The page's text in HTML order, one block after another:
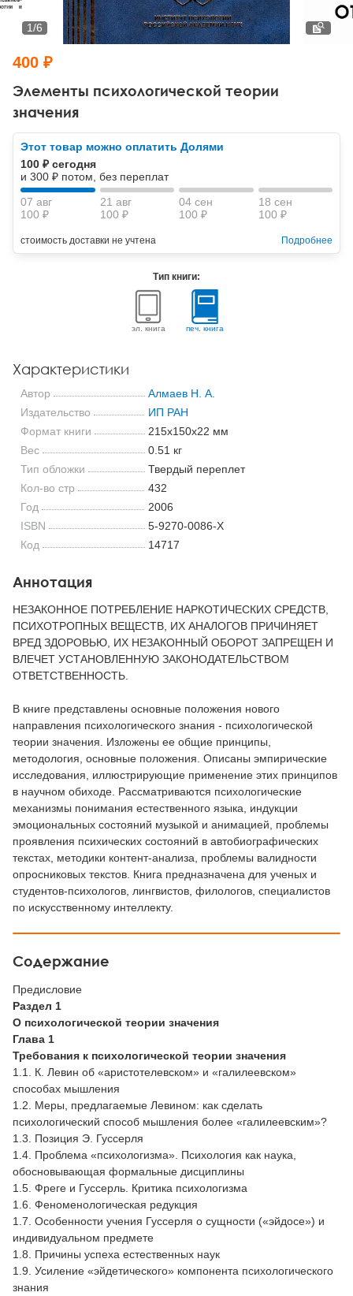
Тревожные расстройства, панические атаки
Психодрама
Другие направления психотерапии
Классический, эриксоновский гипноз и НЛП
НЛП
Психология труда и эргономика
Социальная психология
Социальная и организационная психология
Классический и юнгианский психоанализ
Элементы психологической теории
значения
1/6
400 ₽
Этот товар можно оплатить Долями
100 ₽ сегодня
и 300 ₽ потом, без переплат
07 авг
100 ₽
21 авг
100 ₽
04 сен
100 ₽
18 сен
100 ₽
стоимость доставки не учтена Подробнее
Тип книги:
эл. книга печ. книга
Характеристики
Автор
Алмаев Н. А.
Издательство
ИП РАН
Формат книги
215x150x22 мм
Вес
0.51 кг
Тип обложки
Твердый переплет
Кол-во стр
432
Год
2006
ISBN
5-9270-0086-X
Код
14717
Аннотация
НЕЗАКОННОЕ ПОТРЕБЛЕНИЕ НАРКОТИЧЕСКИХ СРЕДСТВ,
ПСИХОТРОПНЫХ ВЕЩЕСТВ, ИХ АНАЛОГОВ ПРИЧИНЯЕТ
ВРЕД ЗДОРОВЬЮ, ИХ НЕЗАКОННЫЙ ОБОРОТ ЗАПРЕЩЕН И
ВЛЕЧЕТ УСТАНОВЛЕННУЮ ЗАКОНОДАТЕЛЬСТВОМ
ОТВЕТСТВЕННОСТЬ.
В книге представлены основные положения нового
направления психологического знания - психологической
теории значения. Изложены ее общие принципы,
методология, основные положения. Описаны эмпирические
исследования, иллюстрирующие применение этих принципов
в научном обиходе. Рассматриваются психологические
механизмы понимания естественного языка, индукции
эмоциональных состояний музыкой и анимацией, проблемы
проявления психических состояний в автобиографических
текстах, методики контент-анализа, проблемы валидности
опросниковых текстов. Книга предназначена для ученых и
студентов-психологов, лингвистов, филологов, специалистов
по искусственному интеллекту.
Содержание
Предисловие
Раздел 1
О психологической теории значения
Глава 1
Требования к психологической теории значения
1.1. К. Левин об «аристотелевском» и «галилеевском»
способах мышления
1.2. Меры, предлагаемые Левином: как сделать
психологический способ мышления более «галилеевским»?
1.3. Позиция Э. Гуссерля
1.4. Проблема «психологизма». Психология как наука,
обосновывающая формальные дисциплины
1.5. Фреге и Гуссерль. Критика психологизма
1.6. Феноменологическая редукция
1.7. Особенности учения Гуссерля о сущности («эйдосе») и
индивидуальном предмете
1.8. Причины успеха естественных наук
1.9. Усиление «эйдетического» компонента психологического
знания